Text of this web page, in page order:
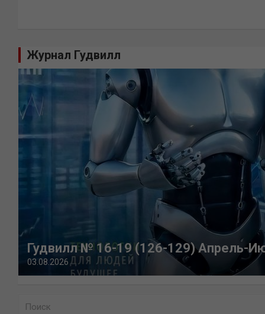
Журнал Гудвилл
Гудвилл № 16-19 (126-129) Апрель-
03.08.2026